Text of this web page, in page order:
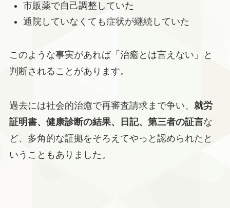
市販薬で自己調整していた
通院していなくても症状が継続していた
このような事実があれば「治癒とは言えない」と
判断されることがあります。
過去には社会的治癒で再審査請求まで争い、 就労
証明書、健康診断の結果、日記、第三者の証言な
ど、多角的な証拠をそろえてやっと認められたと
いうこともありました。